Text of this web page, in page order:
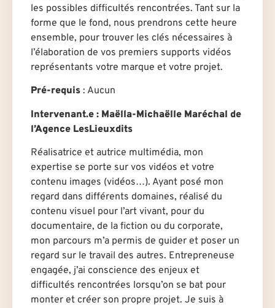
les possibles difficultés rencontrées. Tant sur la
forme que le fond, nous prendrons cette heure
ensemble, pour trouver les clés nécessaires à
l’élaboration de vos premiers supports vidéos
représentants votre marque et votre projet.
Pré-requis : Aucun
Intervenant.e : Maëlla-Michaëlle Maréchal de
l’Agence LesLieuxdits
Réalisatrice et autrice multimédia, mon
expertise se porte sur vos vidéos et votre
contenu images (vidéos…). Ayant posé mon
regard dans différents domaines, réalisé du
contenu visuel pour l’art vivant, pour du
documentaire, de la fiction ou du corporate,
mon parcours m’a permis de guider et poser un
regard sur le travail des autres. Entrepreneuse
engagée, j’ai conscience des enjeux et
difficultés rencontrées lorsqu’on se bat pour
monter et créer son propre projet. Je suis à